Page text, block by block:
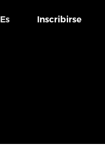
Es Inscribirse